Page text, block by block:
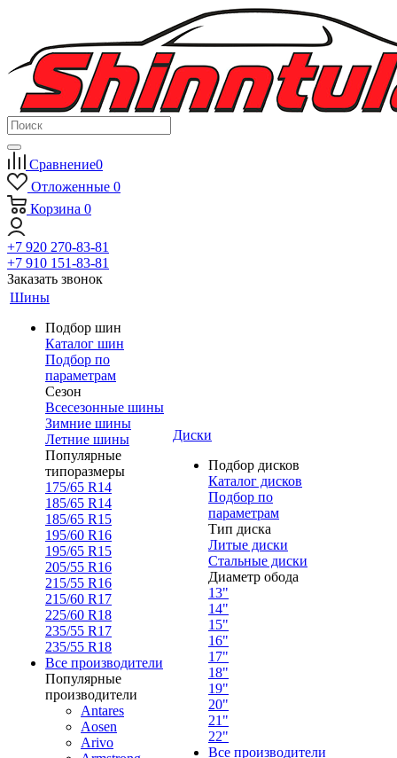
Сравнение0
Отложенные 0
Корзина 0
+7 920 270-83-81
+7 910 151-83-81
Заказать звонок
Шины
Подбор шин
Каталог шин
Подбор по
параметрам
Сезон
Всесезонные шины
Зимние шины
Летние шины
Популярные
типоразмеры
175/65 R14
185/65 R14
185/65 R15
195/60 R16
195/65 R15
205/55 R16
215/55 R16
215/60 R17
225/60 R18
235/55 R17
235/55 R18
Все производители
Популярные
производители
Antares
Aosen
Arivo
Диски
Подбор дисков
Каталог дисков
Подбор по
параметрам
Тип диска
Литые диски
Стальные диски
Диаметр обода
13"
14"
15"
16"
17"
18"
19"
20"
21"
22"
Все производители